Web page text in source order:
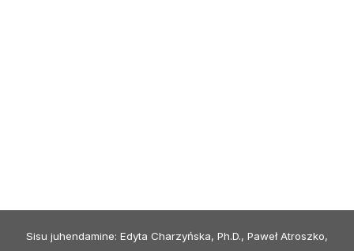
Sisu juhendamine: Edyta Charzyńska, Ph.D., Paweł Atroszko,